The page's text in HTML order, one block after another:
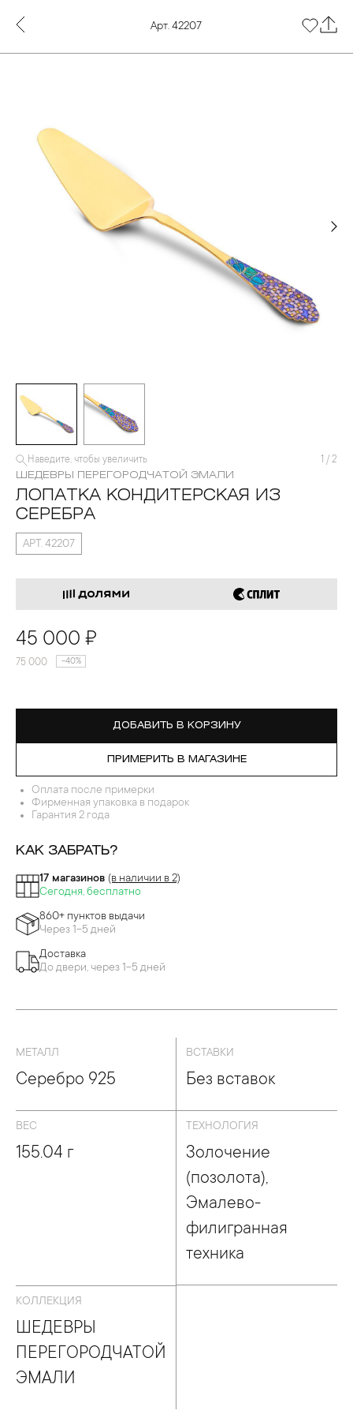
Арт. 42207
Наведите, чтобы увеличить 1 / 2
ШЕДЕВРЫ ПЕРЕГОРОДЧАТОЙ ЭМАЛИ
ЛОПАТКА КОНДИТЕРСКАЯ ИЗ
СЕРЕБРА
АРТ. 42207
45 000 ₽
75 000 -40%
ДОБАВИТЬ В КОРЗИНУ
ПРИМЕРИТЬ В МАГАЗИНЕ
Оплата после примерки
Фирменная упаковка в подарок
Гарантия 2 года
КАК ЗАБРАТЬ?
17 магазинов (в наличии в 2)
Сегодня, бесплатно
860+ пунктов выдачи
Через 1-5 дней
Доставка
До двери, через 1-5 дней
МЕТАЛЛ
Серебро 925
ВСТАВКИ
Без вставок
ВЕС
155.04 г
ТЕХНОЛОГИЯ
Золочение
(позолота),
Эмалево-
филигранная
техника
КОЛЛЕКЦИЯ
ШЕДЕВРЫ
ПЕРЕГОРОДЧАТОЙ
ЭМАЛИ